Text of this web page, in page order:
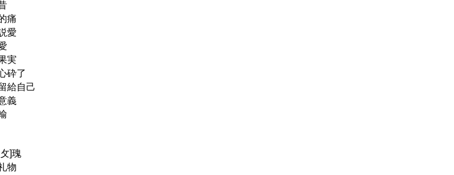
痛
愛
実
砕了
給自己
義
]瑰
物